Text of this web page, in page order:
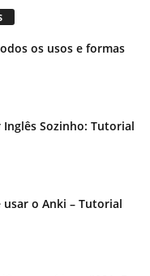
os usos e formas
Sozinho: Tutorial
o Anki – Tutorial